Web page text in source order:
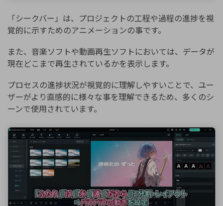
「シークバー」は、プロジェクトの工程や過程の進捗を視
覚的に示すためのアニメーションの事です。
また、音楽ソフトや動画再生ソフトにおいては、データが
現在どこまで再生されているかを表示します。
プロセスの進捗状況が視覚的に理解しやすいことで、ユー
ザーがより直感的に様々な事を理解できるため、多くのシ
ーンで使用されています。